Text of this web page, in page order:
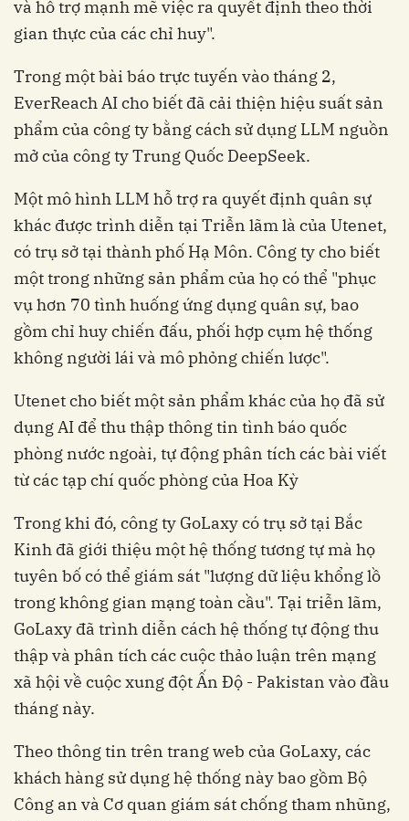
và hỗ trợ mạnh mẽ việc ra quyết định theo thời
gian thực của các chỉ huy".
Trong một bài báo trực tuyến vào tháng 2,
EverReach AI cho biết đã cải thiện hiệu suất sản
phẩm của công ty bằng cách sử dụng LLM nguồn
mở của công ty Trung Quốc DeepSeek.
Một mô hình LLM hỗ trợ ra quyết định quân sự
khác được trình diễn tại Triễn lãm là của Utenet,
có trụ sở tại thành phố Hạ Môn. Công ty cho biết
một trong những sản phẩm của họ có thể "phục
vụ hơn 70 tình huống ứng dụng quân sự, bao
gồm chỉ huy chiến đấu, phối hợp cụm hệ thống
không người lái và mô phỏng chiến lược".
Utenet cho biết một sản phẩm khác của họ đã sử
dụng AI để thu thập thông tin tình báo quốc
phòng nước ngoài, tự động phân tích các bài viết
từ các tạp chí quốc phòng của Hoa Kỳ
Trong khi đó, công ty GoLaxy có trụ sở tại Bắc
Kinh đã giới thiệu một hệ thống tương tự mà họ
tuyên bố có thể giám sát "lượng dữ liệu khổng lồ
trong không gian mạng toàn cầu". Tại triễn lãm,
GoLaxy đã trình diễn cách hệ thống tự động thu
thập và phân tích các cuộc thảo luận trên mạng
xã hội về cuộc xung đột Ấn Độ - Pakistan vào đầu
tháng này.
Theo thông tin trên trang web của GoLaxy, các
khách hàng sử dụng hệ thống này bao gồm Bộ
Công an và Cơ quan giám sát chống tham nhũng,